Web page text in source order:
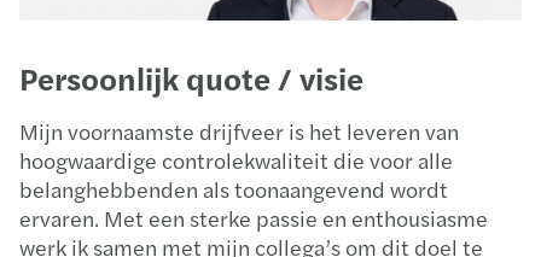
Persoonlijk quote / visie
Mijn voornaamste drijfveer is het leveren van
hoogwaardige controlekwaliteit die voor alle
belanghebbenden als toonaangevend wordt
ervaren. Met een sterke passie en enthousiasme
werk ik samen met mijn collega’s om dit doel te